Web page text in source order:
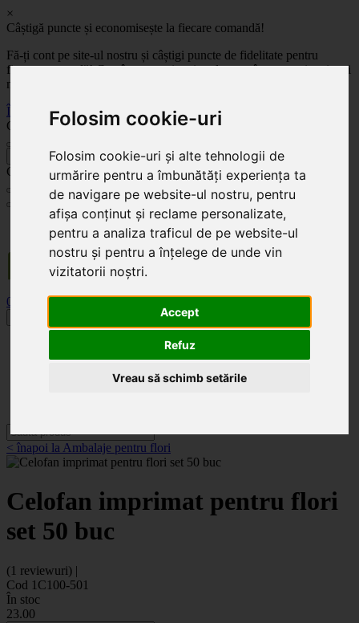
Folosim cookie-uri
Folosim cookie-uri și alte tehnologii de
urmărire pentru a îmbunătăți experiența ta
de navigare pe website-ul nostru, pentru
afișa conținut și reclame personalizate,
pentru a analiza traficul de pe website-ul
nostru și pentru a înțelege de unde vin
vizitatorii noștri.
Accept
Refuz
Vreau să schimb setările
×
Câștigă puncte și economisește la fiecare comandă!
Fă-ți cont pe site-ul nostru și câștigi puncte de fidelitate pentru
fiecare comandă! Cu cât comanzi mai mult, cu atât economisești mai
mult!
Înregistrează-te acum
Celoplast
Celoplast
Transportul este GRATUIT pentru comenzile mai mari de 350 Lei. Comanda minimă în
valoare de 100 Lei. Expediere în 1 - 2 zile lucrătoare.
0
Categorii
< înapoi la Ambalaje pentru flori
Celofan imprimat pentru flori
set 50 buc
(1 reviewuri) |
Cod 1C100-501
În stoc
23.00